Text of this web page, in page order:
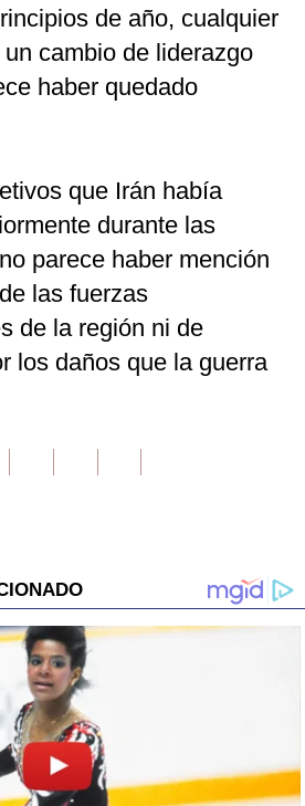
de año, cualquier
cambio de liderazgo
haber quedado
que Irán había
durante las
parece haber mención
las fuerzas
de la región ni de
los daños que la guerra